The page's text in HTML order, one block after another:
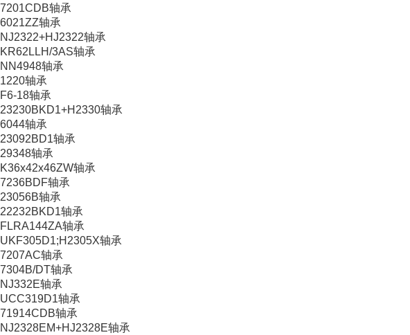
7201CDB轴承
6021ZZ轴承
NJ2322+HJ2322轴承
KR62LLH/3AS轴承
NN4948轴承
1220轴承
F6-18轴承
23230BKD1+H2330轴承
6044轴承
23092BD1轴承
29348轴承
K36x42x46ZW轴承
7236BDF轴承
23056B轴承
22232BKD1轴承
FLRA144ZA轴承
UKF305D1;H2305X轴承
7207AC轴承
7304B/DT轴承
NJ332E轴承
UCC319D1轴承
71914CDB轴承
NJ2328EM+HJ2328E轴承